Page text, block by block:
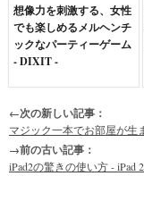
想像力を刺激する、女性
でも楽しめるメルヘンチ
ックなパーティーゲーム
- DIXIT -
←次の新しい記事：
マジック一本でお部屋が生
→前の古い記事：
iPad2の驚きの使い方 - iPad